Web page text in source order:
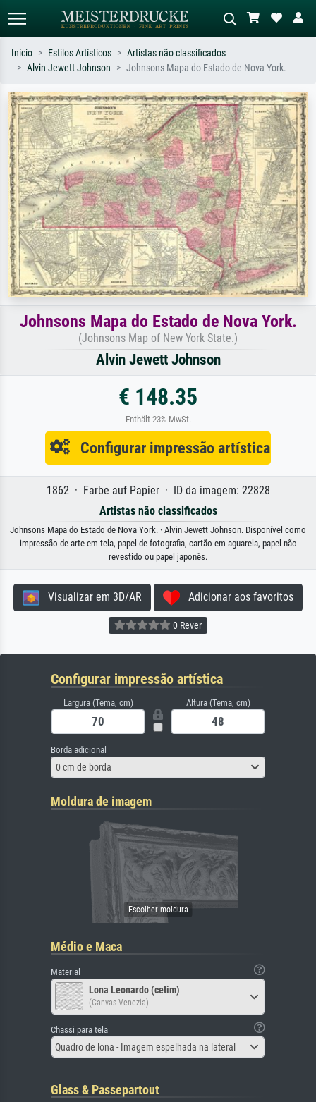
Pesquise por artista, título ou estilo –
ex: Monet, Noite Estrelada,
impressionismo, onda de Hokusai, nu.
Descreva a cena – ex: prado verde,
abstrato com muito vermelho, pintura
a óleo escura, nu em pé ao lado de
uma árvore.
Início Estilos Artísticos
Artistas não classificados
Alvin Jewett Johnson
Johnsons Mapa do Estado de Nova York.
Johnsons Mapa do Estado de Nova York.
(Johnsons Map of New York State.)
Alvin Jewett Johnson
€ 148.35
Enthält 23% MwSt.
Configurar impressão artística
1862 · Farbe auf Papier · ID da imagem: 22828
Artistas não classificados
Johnsons Mapa do Estado de Nova York. · Alvin Jewett Johnson. Disponível como
impressão de arte em tela, papel de fotografia, cartão em aguarela, papel não
revestido ou papel japonês.
Visualizar em 3D/AR Adicionar aos favoritos
0 Rever
Configurar impressão artística
Largura (Tema, cm) Altura (Tema, cm)
Borda adicional
0 cm de borda
Moldura de imagem
Médio e Maca
Material
Lona Leonardo (cetim)
(Canvas Venezia)
Chassi para tela
Quadro de lona - Imagem espelhada na lateral
Glass & Passepartout